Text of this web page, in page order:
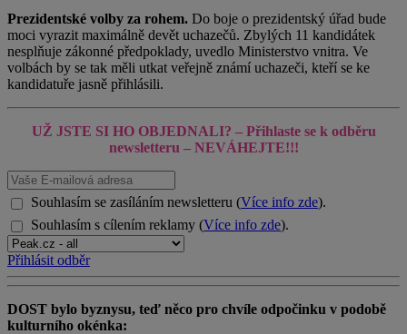
Prezidentské volby za rohem. Do boje o prezidentský úřad bude
moci vyrazit maximálně devět uchazečů. Zbylých 11 kandidátek
nesplňuje zákonné předpoklady, uvedlo Ministerstvo vnitra. Ve
volbách by se tak měli utkat veřejně známí uchazeči, kteří se ke
kandidatuře jasně přihlásili.
UŽ JSTE SI HO OBJEDNALI? – Přihlaste se k odběru
newsletteru – NEVÁHEJTE!!!
Souhlasím se zasíláním newsletteru (Více info zde).
Souhlasím s cílením reklamy (Více info zde).
Přihlásit odběr
DOST bylo byznysu, teď něco pro chvíle odpočinku v podobě
kulturního okénka: